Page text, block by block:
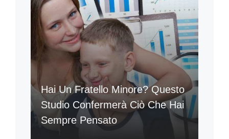
Hai Un Fratello Minore? Questo
Studio Confermerà Ciò Che Hai
Sempre Pensato